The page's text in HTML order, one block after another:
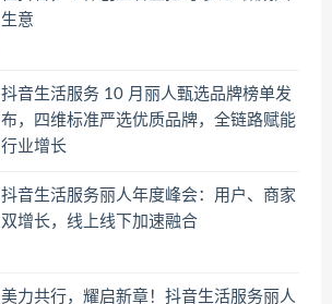
生意
抖音生活服务 10 月丽人甄选品牌榜单发
布，四维标准严选优质品牌，全链路赋能
行业增长
抖音生活服务丽人年度峰会：用户、商家
双增长，线上线下加速融合
美力共行，耀启新章！抖音生活服务丽人